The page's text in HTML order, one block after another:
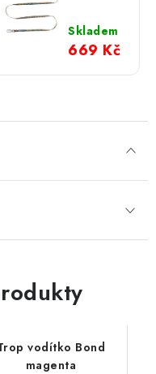
Trail
Quest
Rachel
Pohl
Skladem
669 Kč
vodítko Bond
magenta